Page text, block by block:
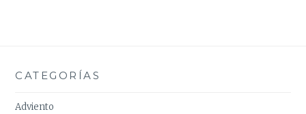
CATEGORÍAS
Adviento